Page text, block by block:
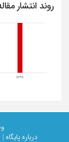
روند انتشار
1399
درباره پایگاه |